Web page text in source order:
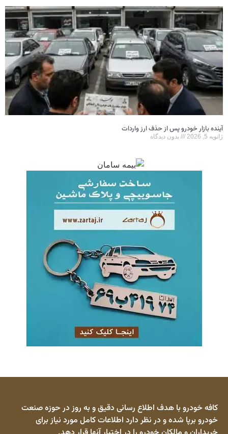
آینده بازار خودرو پس از حذف ارز واردات
ژانویه 5, 2026 بدون دیدگاه
کافه خودرو با هدف اطلاع رسانی دقیق و به روز در حوزه صنعت
خودرو برپا شده و در نظر دارد اطلاعات کامل مورد نیاز برای